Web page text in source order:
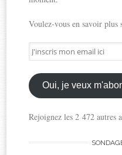
Voulez-vous en savoir plus
J'inscris
mon
email
ici
Oui, je veux
Rejoignez les 2 472 autres